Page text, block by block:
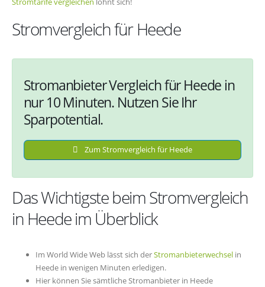
Stromvergleich für Heede
Stromanbieter Vergleich für Heede in
nur 10 Minuten. Nutzen Sie Ihr
Sparpotential.
Zum Stromvergleich für Heede
Das Wichtigste beim Stromvergleich
in Heede im Überblick
Im World Wide Web lässt sich derStromanbieterwechsel in
Heede in wenigen Minuten erledigen.
Hier können Sie sämtliche Stromanbieter in Heede